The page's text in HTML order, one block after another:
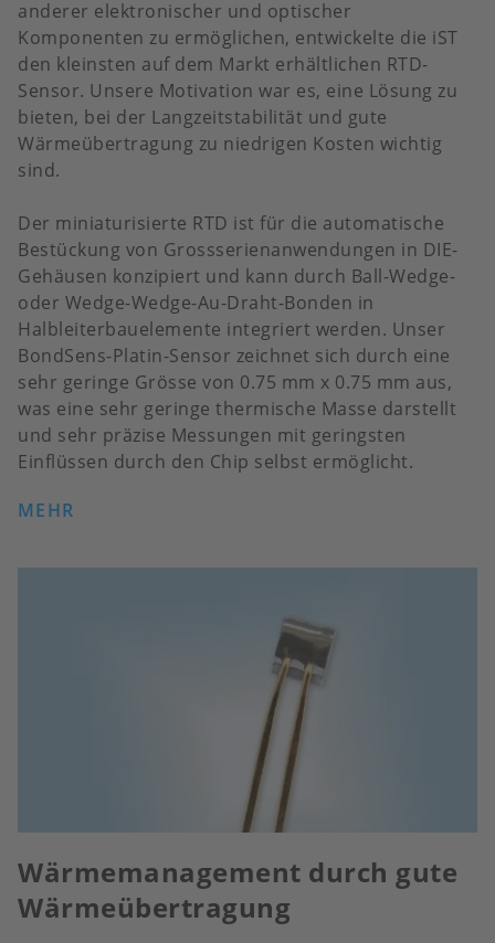
anderer elektronischer und optischer
Komponenten zu ermöglichen, entwickelte die iST
den kleinsten auf dem Markt erhältlichen RTD-
Sensor. Unsere Motivation war es, eine Lösung zu
bieten, bei der Langzeitstabilität und gute
Wärmeübertragung zu niedrigen Kosten wichtig
sind.
Der miniaturisierte RTD ist für die automatische
Bestückung von Grossserienanwendungen in DIE-
Gehäusen konzipiert und kann durch Ball-Wedge-
oder Wedge-Wedge-Au-Draht-Bonden in
Halbleiterbauelemente integriert werden. Unser
BondSens-Platin-Sensor zeichnet sich durch eine
sehr geringe Grösse von 0.75 mm x 0.75 mm aus,
was eine sehr geringe thermische Masse darstellt
und sehr präzise Messungen mit geringsten
Einflüssen durch den Chip selbst ermöglicht.
MEHR
Wärmemanagement durch gute
Wärmeübertragung